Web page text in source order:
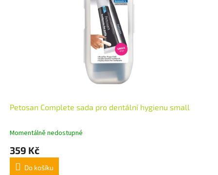
Petosan Complete sada pro dentální hygienu small
Momentálně nedostupné
359 Kč
Do košíku